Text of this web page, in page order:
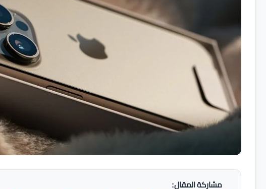
مشاركة المقال: